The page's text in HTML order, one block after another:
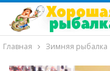
Главная Зимняя рыбалка